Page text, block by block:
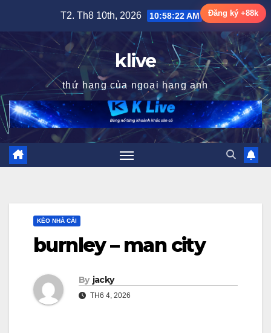
content
T2. Th8 10th, 2026 10:58:23 AM
klive
thứ hạng của ngoại hạng anh
KÈO NHÀ CÁI
burnley – man city
By jacky
TH6 4, 2026
Đăng ký +88k